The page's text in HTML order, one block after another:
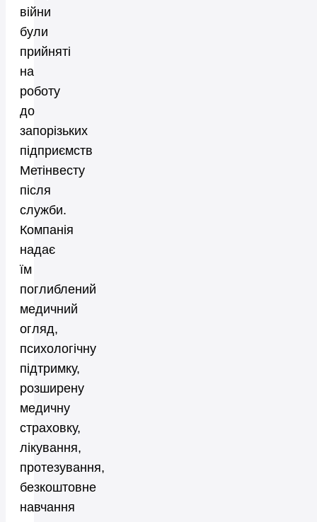
війни
були
прийняті
на
роботу
до
запорізьких
підприємств
Метінвесту
після
служби.
Компанія
надає
їм
поглиблений
медичний
огляд,
психологічну
підтримку,
розширену
медичну
страховку,
лікування,
протезування,
безкоштовне
навчання